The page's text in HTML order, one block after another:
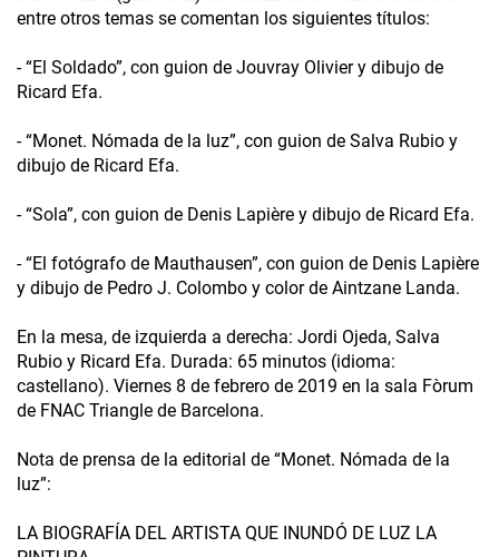
entre otros temas se comentan los siguientes títulos:
- “El Soldado”, con guion de Jouvray Olivier y dibujo de
Ricard Efa.
- “Monet. Nómada de la luz”, con guion de Salva Rubio y
dibujo de Ricard Efa.
- “Sola”, con guion de Denis Lapière y dibujo de Ricard Efa.
- “El fotógrafo de Mauthausen”, con guion de Denis Lapière
y dibujo de Pedro J. Colombo y color de Aintzane Landa.
En la mesa, de izquierda a derecha: Jordi Ojeda, Salva
Rubio y Ricard Efa. Durada: 65 minutos (idioma:
castellano). Viernes 8 de febrero de 2019 en la sala Fòrum
de FNAC Triangle de Barcelona.
Nota de prensa de la editorial de “Monet. Nómada de la
luz”:
LA BIOGRAFÍA DEL ARTISTA QUE INUNDÓ DE LUZ LA